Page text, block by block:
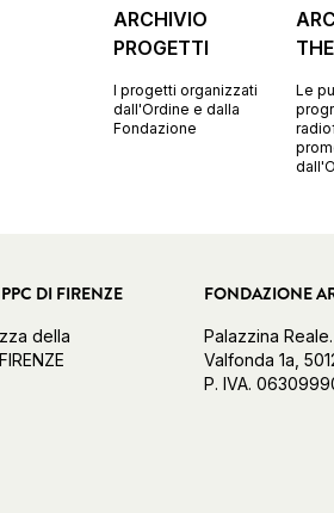
ARCHIVIO
PROGETTI
I progetti organizzati
dall'Ordine e dalla
Fondazione
Le
DI FIRENZE
della
FONDAZIONE
Palazzina
Valfonda 1a,
P. IVA.